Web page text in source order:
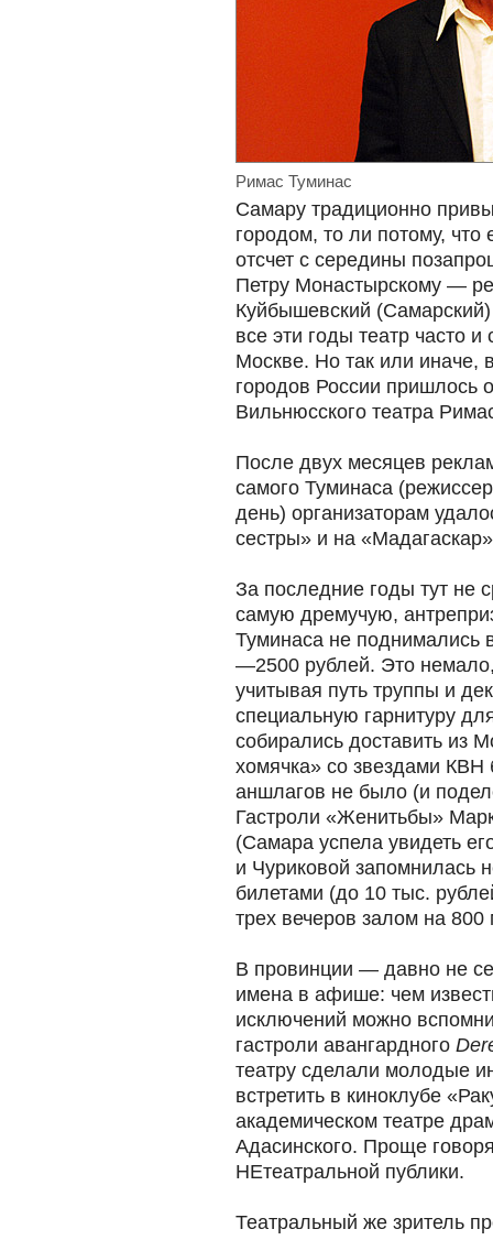
Римас Туминас
Самару традиционно
городом, то ли потому, что
отсчет с середины
Петру Монастырскому —
Куйбышевский
все эти годы театр часто
Москве. Но так или иначе,
городов России пришлось
Вильнюсского театра
После двух месяцев
самого Туминаса
день) организаторам
сестры» и на
За последние годы тут не
самую дремучую,
Туминаса не поднимались
—2500 рублей. Это
учитывая путь труппы и
специальную гарнитуру
собирались доставить из
хомячка» со звездами
аншлагов не было (и
Гастроли «Женитьбы»
(Самара успела увидеть
и Чуриковой запомнилась
билетами (до 10 тыс.
трех вечеров залом на 800
В провинции — давно не
имена в афише: чем
исключений можно
гастроли авангардного
театру сделали молодые
встретить в киноклубе
академическом театре
Адасинского. Проще
НЕтеатральной публики.
Театральный же зритель